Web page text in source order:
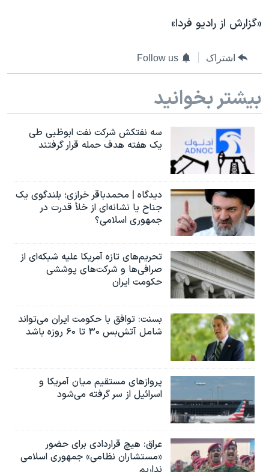
اسرائیل در جنگ
گالری عکس
آرشیو پخش زنده
ورزش زنان در ایران
اعتراضات زن، زندگی، آزادی
مجموعه مستندهای دادخواهی
تریبونال مردمی آبان ۹۸
چهل سال گروگان‌گیری
قانون شفافیت دارائی کادر رهبری ایران
اسرائیل در جنگ
نرگس محمدی برنده جایزه نوبل صلح
صفحه‌های ویژه
سفر پرزیدنت ترامپ به چین
زبانهای مختلف
«گزارش از راديو فردا»
اشتراک Follow us
بیشتر بخوانید
سه نفتکش شرکت نفت ابوظبی طی
یک هفته هدف حمله قرار گرفتند
دیدگاه | محمدباقر خرازی؛ بلندگوی یک
جناح یا نشانه‌ای از خلأ قدرت در
جمهوری اسلامی؟
تحریم‌های تازه آمریکا علیه شبکه‌ای از
صرافی‌ها و شرکت‌های پوششی
حکومت ایران
بسنت: توافق با حکومت ایران می‌تواند
شامل آتش‌بس ۳۰ تا ۶۰ روزه باشد
پروازهای مستقیم میان آمریکا و
اسرائیل از سر گرفته می‌شود
عراق: هیچ قراردادی برای حضور
«مستشاران نظامی» جمهوری اسلامی